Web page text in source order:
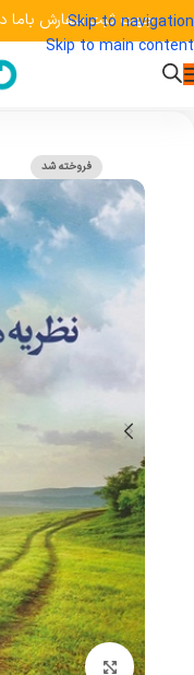
Skip to navigation
Skip to main content
جهت ثبت سفارش باما در ایتا و
فروخته شد
برای